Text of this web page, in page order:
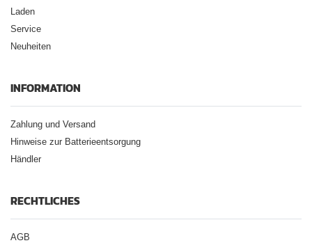
Laden
Service
Neuheiten
INFORMATION
Zahlung und Versand
Hinweise zur Batterieentsorgung
Händler
RECHTLICHES
AGB